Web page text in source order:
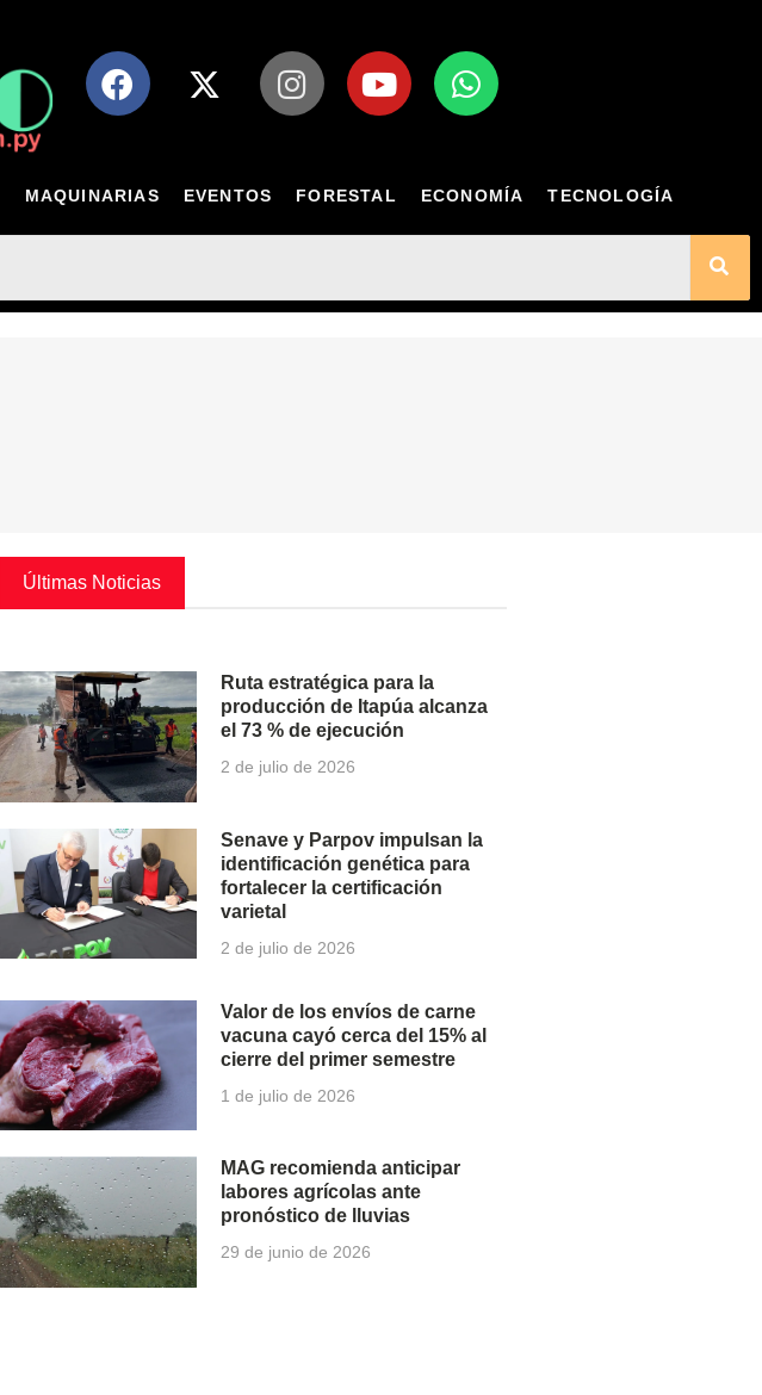
MAQUINARIAS EVENTOS FORESTAL ECONOMÍA TECNOLOGÍA
Últimas Noticias
Ruta estratégica para la
producción de Itapúa alcanza
el 73 % de ejecución
2 de julio de 2026
Senave y Parpov impulsan la
identificación genética para
fortalecer la certificación
varietal
2 de julio de 2026
Valor de los envíos de carne
vacuna cayó cerca del 15% al
cierre del primer semestre
1 de julio de 2026
MAG recomienda anticipar
labores agrícolas ante
pronóstico de lluvias
29 de junio de 2026